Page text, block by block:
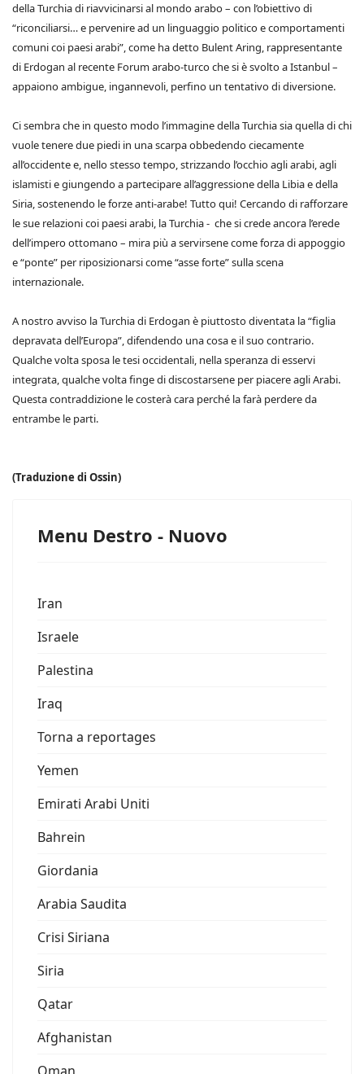
della Turchia di riavvicinarsi al mondo arabo – con l’obiettivo di
“riconciliarsi… e pervenire ad un linguaggio politico e comportamenti
comuni coi paesi arabi”, come ha detto Bulent Aring, rappresentante
di Erdogan al recente Forum arabo-turco che si è svolto a Istanbul –
appaiono ambigue, ingannevoli, perfino un tentativo di diversione.
Ci sembra che in questo modo l’immagine della Turchia sia quella di chi
vuole tenere due piedi in una scarpa obbedendo ciecamente
all’occidente e, nello stesso tempo, strizzando l’occhio agli arabi, agli
islamisti e giungendo a partecipare all’aggressione della Libia e della
Siria, sostenendo le forze anti-arabe! Tutto qui! Cercando di rafforzare
le sue relazioni coi paesi arabi, la Turchia - che si crede ancora l’erede
dell’impero ottomano – mira più a servirsene come forza di appoggio
e “ponte” per riposizionarsi come “asse forte” sulla scena
internazionale.
A nostro avviso la Turchia di Erdogan è piuttosto diventata la “figlia
depravata dell’Europa”, difendendo una cosa e il suo contrario.
Qualche volta sposa le tesi occidentali, nella speranza di esservi
integrata, qualche volta finge di discostarsene per piacere agli Arabi.
Questa contraddizione le costerà cara perché la farà perdere da
entrambe le parti.
(Traduzione di Ossin)
Menu Destro - Nuovo
Iran
Israele
Palestina
Iraq
Torna a reportages
Yemen
Emirati Arabi Uniti
Bahrein
Giordania
Arabia Saudita
Crisi Siriana
Siria
Qatar
Afghanistan